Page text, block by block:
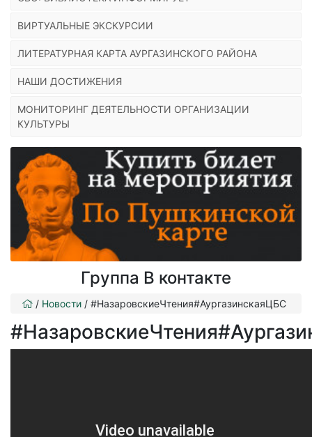
ВИРТУАЛЬНЫЕ ЭКСКУРСИИ
ЛИТЕРАТУРНАЯ КАРТА АУРГАЗИНСКОГО РАЙОНА
НАШИ ДОСТИЖЕНИЯ
МОНИТОРИНГ ДЕЯТЕЛЬНОСТИ ОРГАНИЗАЦИИ
КУЛЬТУРЫ
Группа В контакте
/ Новости / #НазаровскиеЧтения#АургазинскаяЦБС